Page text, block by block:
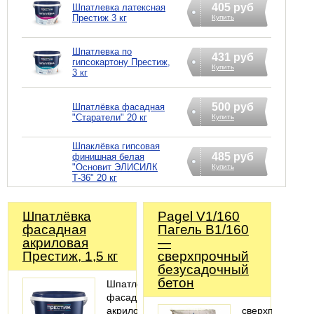
Шпатлевка латексная
Престиж 3 кг
405 руб
Купить
Шпатлевка по
гипсокартону Престиж,
3 кг
431 руб
Купить
Шпатлёвка фасадная
"Старатели" 20 кг
500 руб
Купить
Шпаклёвка гипсовая
финишная белая
"Основит ЭЛИСИЛК
Т-36" 20 кг
485 руб
Купить
Шпатлёвка
фасадная
акриловая
Престиж, 1,5 кг
Шпатлёвка
фасадная
акриловая
Pagel V1/160
Пагель В1/160
—
сверхпрочный
безусадочный
бетон
сверхпрочный